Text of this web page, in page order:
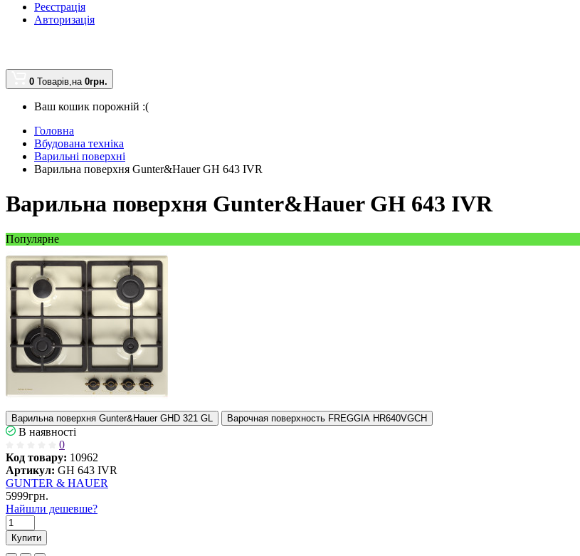
Реєстрація
Авторизація
0 Товарів,на 0грн.
Ваш кошик порожній :(
Головна
Вбудована техніка
Варильні поверхні
Варильна поверхня Gunter&Hauer GH 643 IVR
Варильна поверхня Gunter&Hauer GH 643 IVR
Популярне
Варильна поверхня Gunter&Hauer GHD 321 GL Варочная поверхность FREGGIA HR640VGCH
В наявності
0
Код товару: 10962
Артикул: GH 643 IVR
GUNTER & HAUER
5999грн.
Найшли дешевше?
Купити